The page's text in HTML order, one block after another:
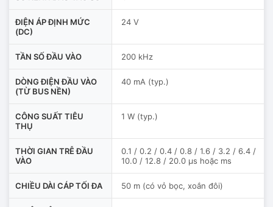
ĐIỆN ÁP ĐỊNH MỨC
(DC)
24 V
TẦN SỐ ĐẦU VÀO 200 kHz
DÒNG ĐIỆN ĐẦU VÀO
(TỪ BUS NỀN)
40 mA (typ.)
CÔNG SUẤT TIÊU
THỤ
1 W (typ.)
THỜI GIAN TRỄ ĐẦU
VÀO
0.1 / 0.2 / 0.4 / 0.8 / 1.6 / 3.2 / 6.4 /
10.0 / 12.8 / 20.0 μs hoặc ms
CHIỀU DÀI CÁP TỐI ĐA 50 m (có vỏ bọc, xoắn đôi)